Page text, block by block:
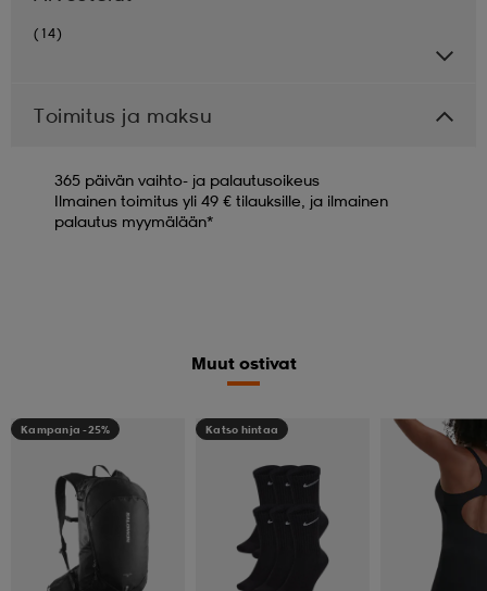
(14)
Toimitus ja maksu
365 päivän vaihto- ja palautusoikeus
Ilmainen toimitus yli 49 € tilauksille, ja ilmainen
palautus myymälään*
Muut ostivat
Kampanja -25% Katso hintaa